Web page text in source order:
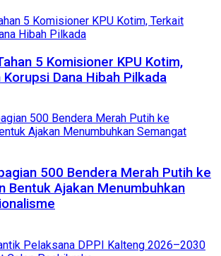
5 Komisioner KPU Kotim,
Dana Hibah Pilkada
500 Bendera Merah Putih ke
Bentuk Ajakan Menumbuhkan